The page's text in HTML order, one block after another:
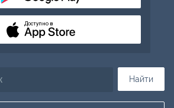
Найти
Доступно в